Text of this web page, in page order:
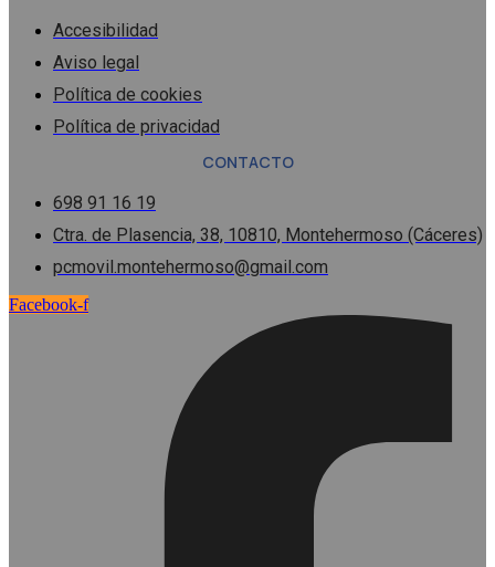
Accesibilidad
Aviso legal
Política de cookies
Política de privacidad
CONTACTO
698 91 16 19
Ctra. de Plasencia, 38, 10810, Montehermoso (Cáceres)
pcmovil.montehermoso@gmail.com
Facebook-f